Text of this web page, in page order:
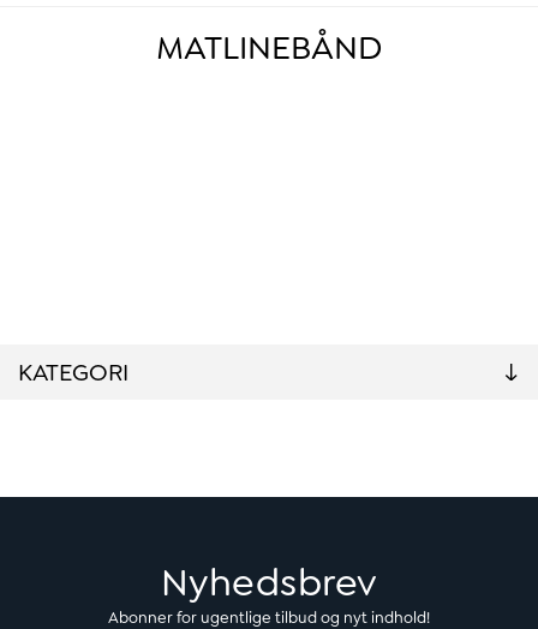
KATEGORI
MATLINEBÅND
Nyhedsbrev
Abonner for ugentlige tilbud og nyt indhold!